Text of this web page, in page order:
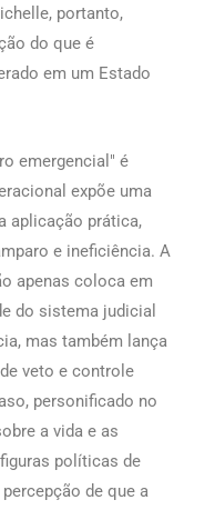
portanto,
do que é
em um Estado
emergencial" é
expõe uma
aplicação prática,
e ineficiência. A
apenas coloca em
do sistema judicial
mas também lança
veto e controle
personificado no
a vida e as
políticas de
de que a